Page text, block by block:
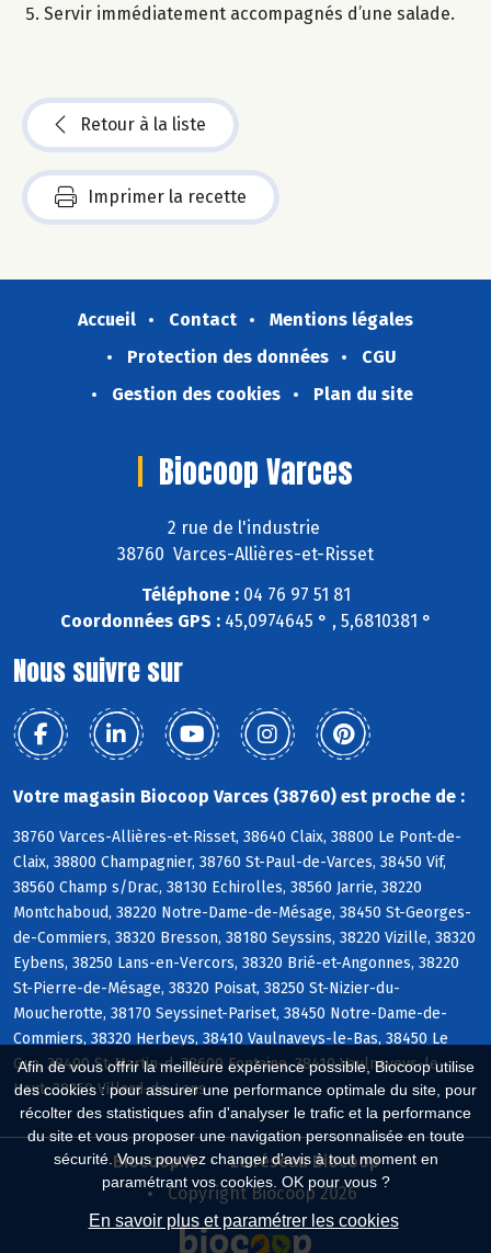
Afin de vous offrir la meilleure expérience possible, Biocoop utilise
des cookies : pour assurer une performance optimale du site, pour
récolter des statistiques afin d'analyser le trafic et la performance
du site et vous proposer une navigation personnalisée en toute
sécurité. Vous pouvez changer d'avis à tout moment en
paramétrant vos cookies. OK pour vous ?
En savoir plus et paramétrer les cookies
Servir immédiatement accompagnés d’une salade.
Retour à la liste
Imprimer la recette
Accueil Contact
Mentions légales
Protection des données
CGU
Gestion des cookies
Plan du site
Biocoop Varces
2 rue de l'industrie
38760 Varces-Allières-et-Risset
Téléphone :04 76 97 51 81
Coordonnées GPS :45,0974645 ° , 5,6810381 °
Nous suivre sur
Votre magasin Biocoop Varces (38760) est proche de :
38760 Varces-Allières-et-Risset, 38640 Claix, 38800 Le Pont-de-
Claix, 38800 Champagnier, 38760 St-Paul-de-Varces, 38450 Vif,
38560 Champ s/Drac, 38130 Echirolles, 38560 Jarrie, 38220
Montchaboud, 38220 Notre-Dame-de-Mésage, 38450 St-Georges-
de-Commiers, 38320 Bresson, 38180 Seyssins, 38220 Vizille, 38320
Eybens, 38250 Lans-en-Vercors, 38320 Brié-et-Angonnes, 38220
St-Pierre-de-Mésage, 38320 Poisat, 38250 St-Nizier-du-
Moucherotte, 38170 Seyssinet-Pariset, 38450 Notre-Dame-de-
Commiers, 38320 Herbeys, 38410 Vaulnaveys-le-Bas, 38450 Le
Gua, 38400 St-Martin-d, 38600 Fontaine, 38410 Vaulnaveys-le-
Haut, 38250 Villard-de-Lans
Biocoop.fr
Le réseau Biocoop
Copyright Biocoop 2026